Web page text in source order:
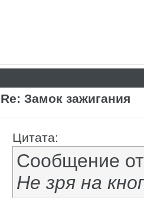
Re: Замок зажигания
Цитата:
Сообщение
Не зря на